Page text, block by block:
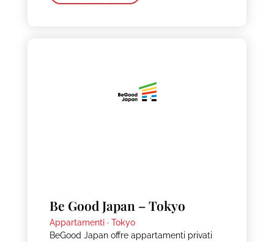
Be Good Japan – Tokyo
Appartamenti · Tokyo
BeGood Japan offre appartamenti privati